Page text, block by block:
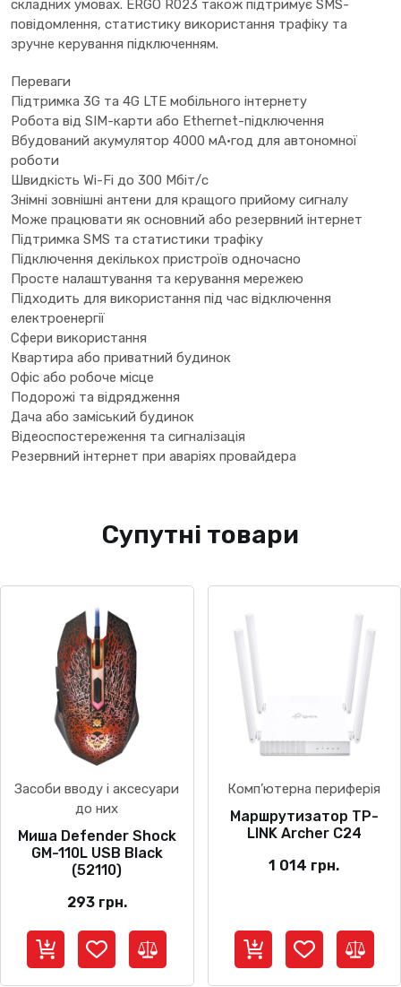
складних умовах. ERGO R023 також підтримує SMS-
повідомлення, статистику використання трафіку та
зручне керування підключенням.
Переваги
Підтримка 3G та 4G LTE мобільного інтернету
Робота від SIM-карти або Ethernet-підключення
Вбудований акумулятор 4000 мА·год для автономної
роботи
Швидкість Wi-Fi до 300 Мбіт/с
Знімні зовнішні антени для кращого прийому сигналу
Може працювати як основний або резервний інтернет
Підтримка SMS та статистики трафіку
Підключення декількох пристроїв одночасно
Просте налаштування та керування мережею
Підходить для використання під час відключення
електроенергії
Сфери використання
Квартира або приватний будинок
Офіс або робоче місце
Подорожі та відрядження
Дача або заміський будинок
Відеоспостереження та сигналізація
Резервний інтернет при аваріях провайдера
Супутні товари
Засоби вводу і аксесуари
до них
Миша Defender Shock
GM-110L USB Black
(52110)
293 грн.
Комп’ютерна периферія
Маршрутизатор TP-
LINK Archer C24
1 014 грн.